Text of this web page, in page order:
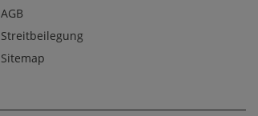
AGB
Streitbeilegung
Sitemap